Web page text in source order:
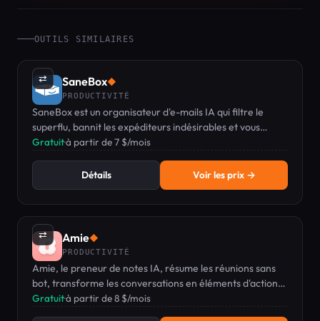
OUTILS SIMILAIRES
⇄ SaneBox◆
PRODUCTIVITÉ
SaneBox est un organisateur d'e-mails IA qui filtre le
superflu, bannit les expéditeurs indésirables et vous
rappelle de faire le suivi.
Gratuit·à partir de 7 $/mois
Détails Voir les prix →
⇄ Amie◆
PRODUCTIVITÉ
Amie, le preneur de notes IA, résume les réunions sans
bot, transforme les conversations en éléments d'action,
et intègre la gestion du calendrier et des tâches.
Gratuit·à partir de 8 $/mois